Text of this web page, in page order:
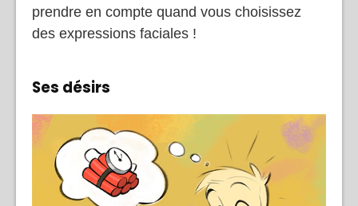
prendre en compte quand vous choisissez
des expressions faciales !
Ses désirs